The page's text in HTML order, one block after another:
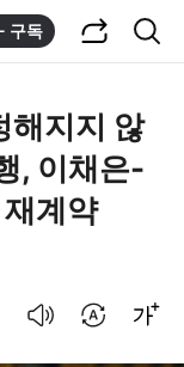
구독
해지지 않
, 이채은-
계약